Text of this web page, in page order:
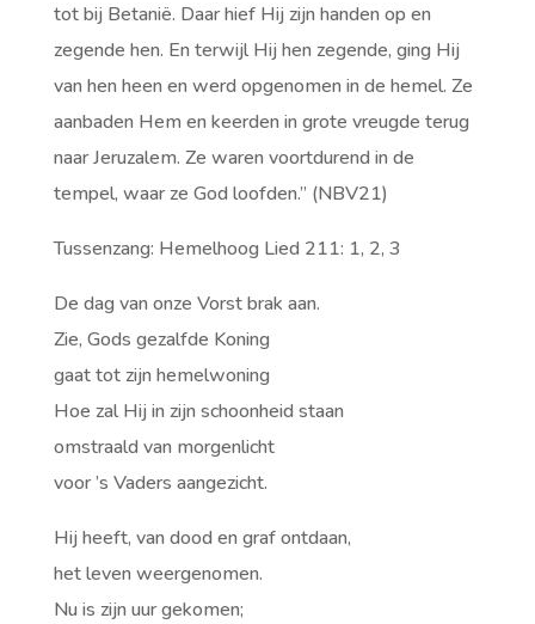
tot bij Betanië. Daar hief Hij zijn handen op en
zegende hen. En terwijl Hij hen zegende, ging Hij
van hen heen en werd opgenomen in de hemel. Ze
aanbaden Hem en keerden in grote vreugde terug
naar Jeruzalem. Ze waren voortdurend in de
tempel, waar ze God loofden.” (NBV21)
Tussenzang: Hemelhoog Lied 211: 1, 2, 3
De dag van onze Vorst brak aan.
Zie, Gods gezalfde Koning
gaat tot zijn hemelwoning
Hoe zal Hij in zijn schoonheid staan
omstraald van morgenlicht
voor ’s Vaders aangezicht.
Hij heeft, van dood en graf ontdaan,
het leven weergenomen.
Nu is zijn uur gekomen;